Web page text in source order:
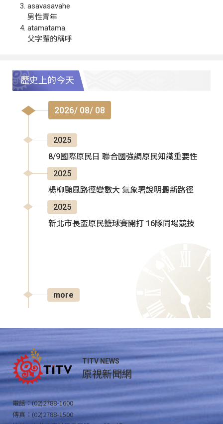
asavasavahe
男性青年
atamatama
父字輩的稱呼
歷史上的今天
2026/ 08/ 08
2025
8/9國際原民日 聯合國強調原民知識重要性
2025
楊柳颱風路徑變數大 氣象署說明最新路徑
2025
新北市長盃原民籃球賽開打 16隊同場競技
more
TITV NEWS
原視新聞網
電話：(02)2788-1600
傳真：(02)2788-1500